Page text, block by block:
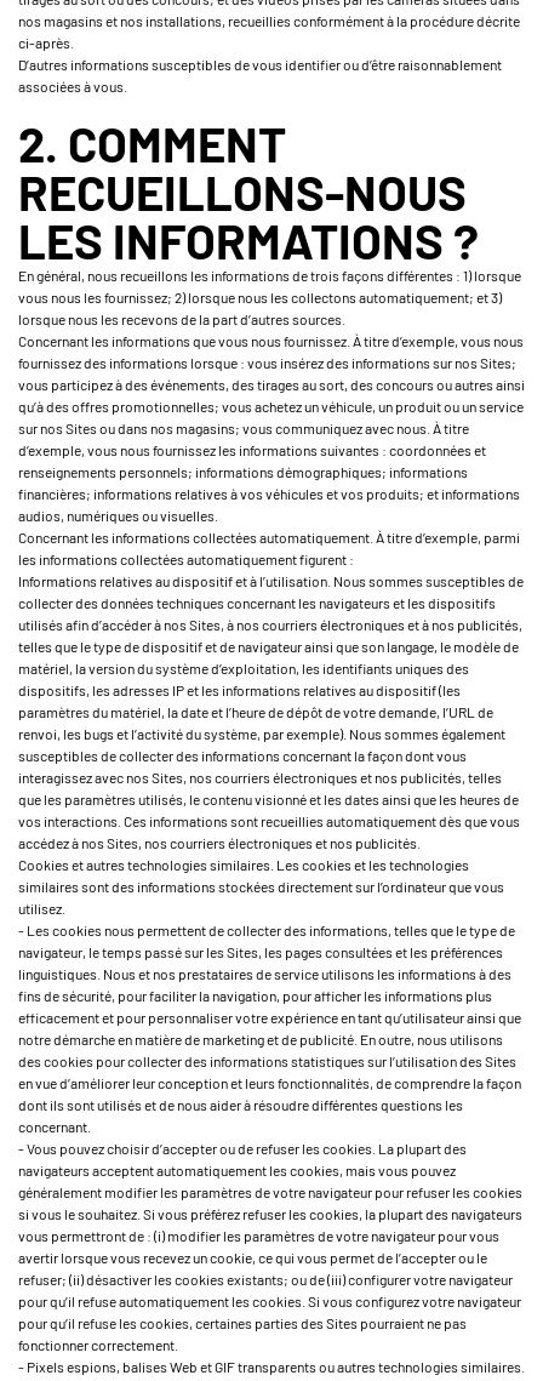
nos magasins et nos installations, recueillies conformément à la procédure décrite
ci-après.
D’autres informations susceptibles de vous identifier ou d’être raisonnablement
associées à vous.
2. COMMENT
RECUEILLONS-NOUS
LES INFORMATIONS ?
En général, nous recueillons les informations de trois façons différentes : 1) lorsque
vous nous les fournissez; 2) lorsque nous les collectons automatiquement; et 3)
lorsque nous les recevons de la part d’autres sources.
Concernant les informations que vous nous fournissez. À titre d’exemple, vous nous
fournissez des informations lorsque : vous insérez des informations sur nos Sites;
vous participez à des événements, des tirages au sort, des concours ou autres ainsi
qu’à des offres promotionnelles; vous achetez un véhicule, un produit ou un service
sur nos Sites ou dans nos magasins; vous communiquez avec nous. À titre
d’exemple, vous nous fournissez les informations suivantes : coordonnées et
renseignements personnels; informations démographiques; informations
financières; informations relatives à vos véhicules et vos produits; et informations
audios, numériques ou visuelles.
Concernant les informations collectées automatiquement. À titre d’exemple, parmi
les informations collectées automatiquement figurent :
Informations relatives au dispositif et à l’utilisation. Nous sommes susceptibles de
collecter des données techniques concernant les navigateurs et les dispositifs
utilisés afin d’accéder à nos Sites, à nos courriers électroniques et à nos publicités,
telles que le type de dispositif et de navigateur ainsi que son langage, le modèle de
matériel, la version du système d’exploitation, les identifiants uniques des
dispositifs, les adresses IP et les informations relatives au dispositif (les
paramètres du matériel, la date et l’heure de dépôt de votre demande, l’URL de
renvoi, les bugs et l’activité du système, par exemple). Nous sommes également
susceptibles de collecter des informations concernant la façon dont vous
interagissez avec nos Sites, nos courriers électroniques et nos publicités, telles
que les paramètres utilisés, le contenu visionné et les dates ainsi que les heures de
vos interactions. Ces informations sont recueillies automatiquement dès que vous
accédez à nos Sites, nos courriers électroniques et nos publicités.
Cookies et autres technologies similaires. Les cookies et les technologies
similaires sont des informations stockées directement sur l’ordinateur que vous
utilisez.
- Les cookies nous permettent de collecter des informations, telles que le type de
navigateur, le temps passé sur les Sites, les pages consultées et les préférences
linguistiques. Nous et nos prestataires de service utilisons les informations à des
fins de sécurité, pour faciliter la navigation, pour afficher les informations plus
efficacement et pour personnaliser votre expérience en tant qu’utilisateur ainsi que
notre démarche en matière de marketing et de publicité. En outre, nous utilisons
des cookies pour collecter des informations statistiques sur l’utilisation des Sites
en vue d’améliorer leur conception et leurs fonctionnalités, de comprendre la façon
dont ils sont utilisés et de nous aider à résoudre différentes questions les
concernant.
- Vous pouvez choisir d’accepter ou de refuser les cookies. La plupart des
navigateurs acceptent automatiquement les cookies, mais vous pouvez
généralement modifier les paramètres de votre navigateur pour refuser les cookies
si vous le souhaitez. Si vous préférez refuser les cookies, la plupart des navigateurs
vous permettront de : (i) modifier les paramètres de votre navigateur pour vous
avertir lorsque vous recevez un cookie, ce qui vous permet de l’accepter ou le
refuser; (ii) désactiver les cookies existants; ou de (iii) configurer votre navigateur
pour qu’il refuse automatiquement les cookies. Si vous configurez votre navigateur
pour qu’il refuse les cookies, certaines parties des Sites pourraient ne pas
fonctionner correctement.
- Pixels espions, balises Web et GIF transparents ou autres technologies similaires.